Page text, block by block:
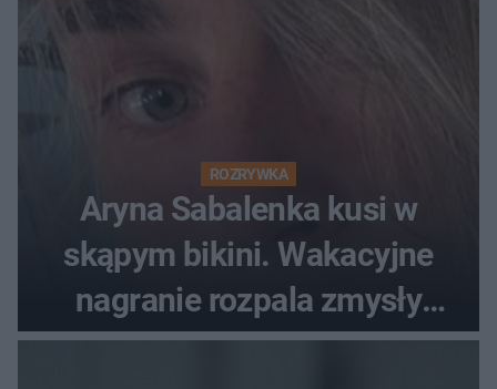
ROZRYWKA
Aryna Sabalenka kusi w
skąpym bikini. Wakacyjne
nagranie rozpala zmysły
fanów